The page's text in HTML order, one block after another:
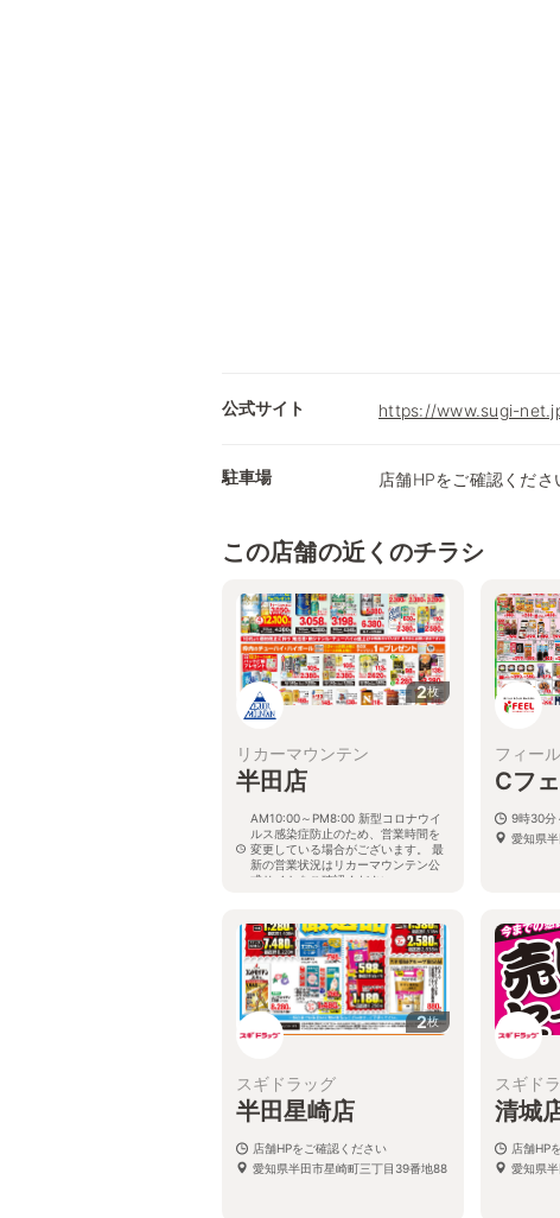
公式サイト https://www.sugi-
駐車場 店舗HPをご確認くださ
この店舗の近くのチラシ
2枚
リカーマウンテン
半田店
AM10:00～PM8:00 新型コロナウイ
ルス感染症防止のため、営業時間を
変更している場合がございます。 最
新の営業状況はリカーマウンテン公
式サイトをご確認ください。
フィール
Cフ
9時30分
愛知県
2枚
スギドラッグ
半田星崎店
店舗HPをご確認ください
愛知県半田市星崎町三丁目39番地88
スギド
清城
店舗HP
愛知県